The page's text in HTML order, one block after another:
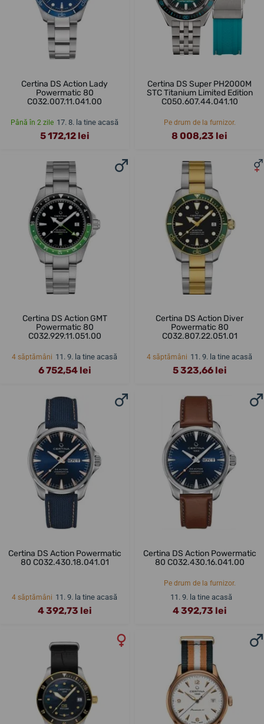
Certina DS Action Lady
Powermatic 80
C032.007.11.041.00
Până în 2 zile 17. 8. la tine acasă
5 172,12 lei
Certina DS Super PH2000M
STC Titanium Limited Edition
C050.607.44.041.10
Pe drum de la furnizor.
8 008,23 lei
Certina DS Action GMT
Powermatic 80
C032.929.11.051.00
4 săptămâni 11. 9. la tine acasă
6 752,54 lei
Certina DS Action Diver
Powermatic 80
C032.807.22.051.01
4 săptămâni 11. 9. la tine acasă
5 323,66 lei
Certina DS Action Powermatic
80 C032.430.18.041.01
4 săptămâni 11. 9. la tine acasă
4 392,73 lei
Certina DS Action Powermatic
80 C032.430.16.041.00
Pe drum de la furnizor.
11. 9. la tine acasă
4 392,73 lei